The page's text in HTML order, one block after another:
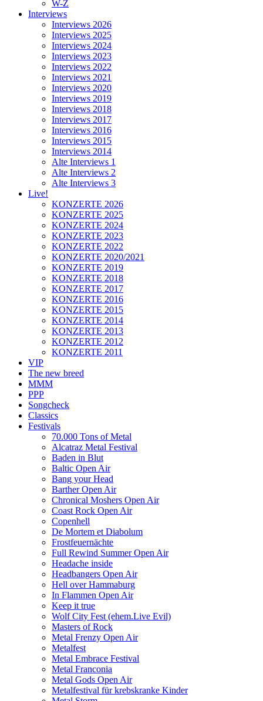
W-Z
Interviews
Interviews 2026
Interviews 2025
Interviews 2024
Interviews 2023
Interviews 2022
Interviews 2021
Interviews 2020
Interviews 2019
Interviews 2018
Interviews 2017
Interviews 2016
Interviews 2015
Interviews 2014
Alte Interviews 1
Alte Interviews 2
Alte Interviews 3
Live!
KONZERTE 2026
KONZERTE 2025
KONZERTE 2024
KONZERTE 2023
KONZERTE 2022
KONZERTE 2020/2021
KONZERTE 2019
KONZERTE 2018
KONZERTE 2017
KONZERTE 2016
KONZERTE 2015
KONZERTE 2014
KONZERTE 2013
KONZERTE 2012
KONZERTE 2011
VIP
The new breed
MMM
PPP
Songcheck
Classics
Festivals
70.000 Tons of Metal
Alcatraz Metal Festival
Baden in Blut
Baltic Open Air
Bang your Head
Barther Open Air
Chronical Moshers Open Air
Coast Rock Open Air
Copenhell
De Mortem et Diabolum
Frostfeuernächte
Full Rewind Summer Open Air
Headache inside
Headbangers Open Air
Hell over Hammaburg
In Flammen Open Air
Keep it true
Wolf City Fest (ehem.Live Evil)
Masters of Rock
Metal Frenzy Open Air
Metalfest
Metal Embrace Festival
Metal Franconia
Metal Gods Open Air
Metalfestival für krebskranke Kinder